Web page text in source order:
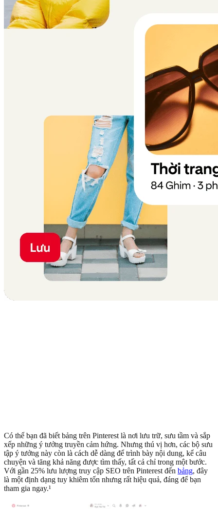
Có thể bạn đã biết bảng trên Pinterest là nơi lưu trữ, sưu tầm và sắp
xếp những ý tưởng truyền cảm hứng. Nhưng thú vị hơn, các bộ sưu
tập ý tưởng này còn là cách dễ dàng để trình bày nội dung, kể câu
chuyện và tăng khả năng được tìm thấy, tất cả chỉ trong một bước.
Với gần 25% lưu lượng truy cập SEO trên Pinterest đến bảng, đây
là một định dạng tuy khiêm tốn nhưng rất hiệu quả, đáng để bạn
tham gia ngay.¹